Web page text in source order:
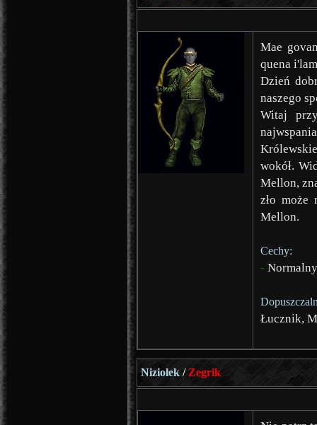
Mae
quena
Dzień
naszego
Witaj
wokół.
Mellon,
zło
Mellon.
Cechy:
-
Łucznik,
Niziołek / Zegrik